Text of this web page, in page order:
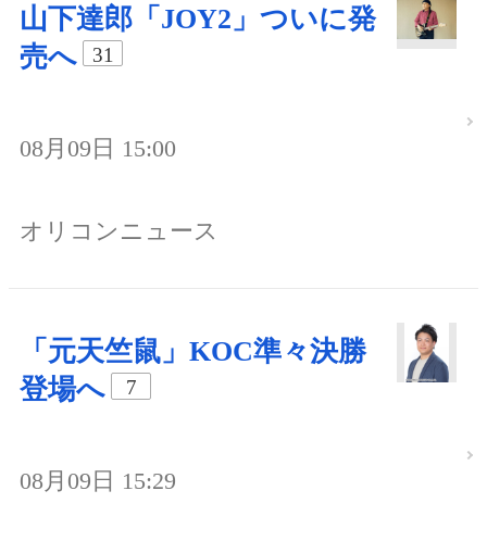
山下達郎「JOY2」ついに発
売へ
31
08月09日 15:00
オリコンニュース
「元天竺鼠」KOC準々決勝
登場へ
7
08月09日 15:29